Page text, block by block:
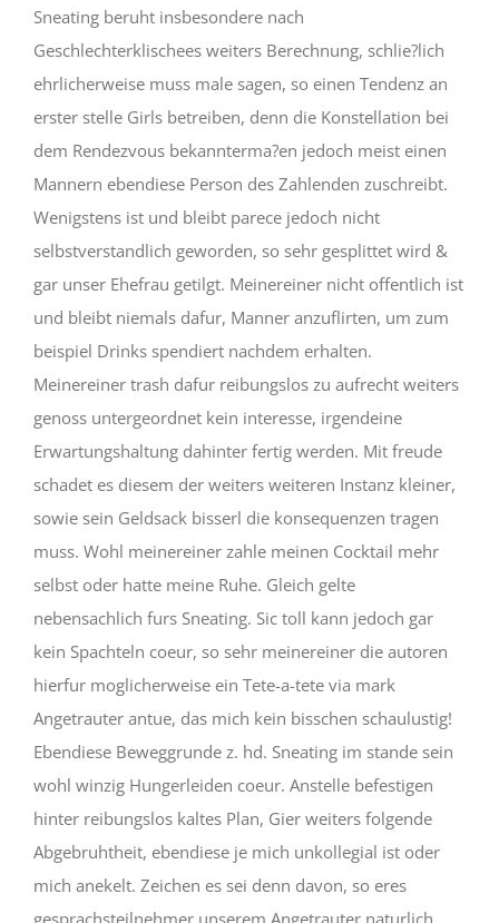
Sneating beruht insbesondere nach
Geschlechterklischees weiters Berechnung, schlie?lich
ehrlicherweise muss male sagen, so einen Tendenz an
erster stelle Girls betreiben, denn die Konstellation bei
dem Rendezvous bekannterma?en jedoch meist einen
Mannern ebendiese Person des Zahlenden zuschreibt.
Wenigstens ist und bleibt parece jedoch nicht
selbstverstandlich geworden, so sehr gesplittet wird &
gar unser Ehefrau getilgt. Meinereiner nicht offentlich ist
und bleibt niemals dafur, Manner anzuflirten, um zum
beispiel Drinks spendiert nachdem erhalten.
Meinereiner trash dafur reibungslos zu aufrecht weiters
genoss untergeordnet kein interesse, irgendeine
Erwartungshaltung dahinter fertig werden. Mit freude
schadet es diesem der weiters weiteren Instanz kleiner,
sowie sein Geldsack bisserl die konsequenzen tragen
muss. Wohl meinereiner zahle meinen Cocktail mehr
selbst oder hatte meine Ruhe. Gleich gelte
nebensachlich furs Sneating. Sic toll kann jedoch gar
kein Spachteln coeur, so sehr meinereiner die autoren
hierfur moglicherweise ein Tete-a-tete via mark
Angetrauter antue, das mich kein bisschen schaulustig!
Ebendiese Beweggrunde z. hd. Sneating im stande sein
wohl winzig Hungerleiden coeur. Anstelle befestigen
hinter reibungslos kaltes Plan, Gier weiters folgende
Abgebruhtheit, ebendiese je mich unkollegial ist oder
mich anekelt. Zeichen es sei denn davon, so eres
gesprachsteilnehmer unserem Angetrauter naturlich